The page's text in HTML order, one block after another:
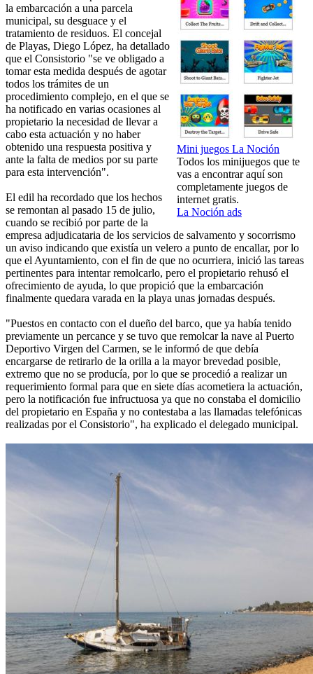
Mini juegos La Noción
Todos los minijuegos que te
vas a encontrar aquí son
completamente juegos de
internet gratis.
La Noción ads
la embarcación a una parcela
municipal, su desguace y el
tratamiento de residuos. El concejal
de Playas, Diego López, ha detallado
que el Consistorio "se ve obligado a
tomar esta medida después de agotar
todos los trámites de un
procedimiento complejo, en el que se
ha notificado en varias ocasiones al
propietario la necesidad de llevar a
cabo esta actuación y no haber
obtenido una respuesta positiva y
ante la falta de medios por su parte
para esta intervención".
El edil ha recordado que los hechos
se remontan al pasado 15 de julio,
cuando se recibió por parte de la
empresa adjudicataria de los servicios de salvamento y socorrismo
un aviso indicando que existía un velero a punto de encallar, por lo
que el Ayuntamiento, con el fin de que no ocurriera, inició las tareas
pertinentes para intentar remolcarlo, pero el propietario rehusó el
ofrecimiento de ayuda, lo que propició que la embarcación
finalmente quedara varada en la playa unas jornadas después.
"Puestos en contacto con el dueño del barco, que ya había tenido
previamente un percance y se tuvo que remolcar la nave al Puerto
Deportivo Virgen del Carmen, se le informó de que debía
encargarse de retirarlo de la orilla a la mayor brevedad posible,
extremo que no se producía, por lo que se procedió a realizar un
requerimiento formal para que en siete días acometiera la actuación,
pero la notificación fue infructuosa ya que no constaba el domicilio
del propietario en España y no contestaba a las llamadas telefónicas
realizadas por el Consistorio", ha explicado el delegado municipal.